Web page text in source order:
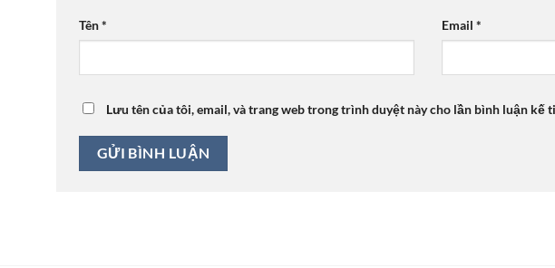
Tên* Email *
Lưu tên của tôi, email, và trang web trong trình duyệt này cho lần bình luận kế